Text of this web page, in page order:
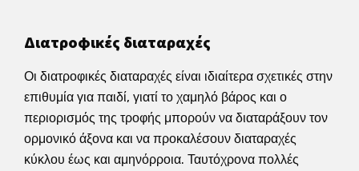
Διατροφικές διαταραχές
Οι διατροφικές διαταραχές είναι ιδιαίτερα σχετικές στην
επιθυμία για παιδί, γιατί το χαμηλό βάρος και ο
περιορισμός της τροφής μπορούν να διαταράξουν τον
ορμονικό άξονα και να προκαλέσουν διαταραχές
κύκλου έως και αμηνόρροια. Ταυτόχρονα πολλές